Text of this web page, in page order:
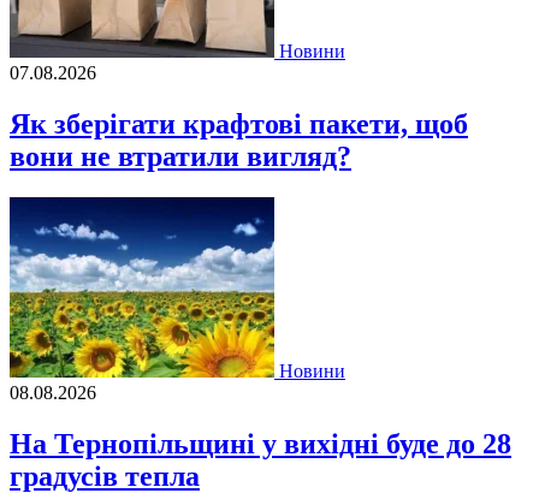
Новини
07.08.2026
Як зберігати крафтові пакети, щоб
вони не втратили вигляд?
Новини
08.08.2026
На Тернопільщині у вихідні буде до 28
градусів тепла